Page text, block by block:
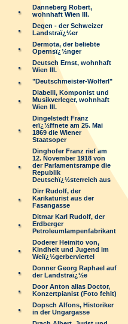
Danneberg Robert,
wohnhaft Wien III.
Degen - der Schweizer
Landstraï¿½er
Dermota, der beliebte
Opernsï¿½nger
Deutsch Ernst, wohnhaft
Wien III.
"Deutschmeister-Wolferl"
Diabelli, Komponist und
Musikverleger, wohnhaft
Wien III.
Dingelstedt Franz
erï¿½ffnete am 25. Mai
1869 die Wiener
Staatsoper
Dinghofer Franz rief am
12. November 1918 von
der Parlamentsrampe die
Republik
Deutschï¿½sterreich aus
Dirr Rudolf, der
Karikaturist aus der
Fasangasse
Ditmar Karl Rudolf, der
Erdberger
Petroleumlampenfabrikant
Doderer Heimito von,
Kindheit und Jugend im
Weiï¿½gerberviertel
Donner Georg Raphael auf
der Landstraï¿½e
Door Anton alias Doctor,
Konzertpianist (Foto fehlt)
Dopsch Alfons, Historiker
in der Ungargasse